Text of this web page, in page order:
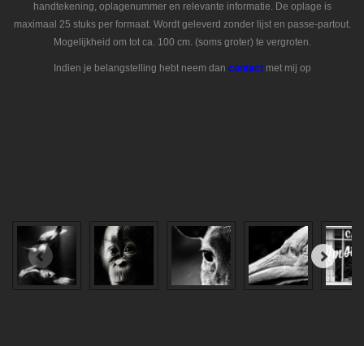
handtekening, oplagenummer en relevante informatie. De oplage is
maximaal 25 stuks per formaat. Wordt geleverd zonder lijst en passe-partout.
Mogelijkheid om tot ca. 100 cm. (soms groter) te vergroten.
Indien je belangstelling hebt neem dan contactmet mij op